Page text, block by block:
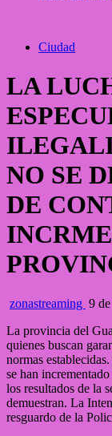
Ciudad
LA
NO SE
DE
zonastreaming 9
La provincia del
quienes buscan
normas
se han
los resultados de la
demuestran. La
resguardo de la